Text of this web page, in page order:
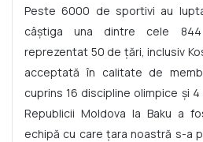
Peste 6000 de sportivi au
câștiga una dintre cele
reprezentat 50 de țări, inclusiv
acceptată în calitate de
cuprins 16 discipline olimpice și
Republicii Moldova la Baku a
echipă cu care țara noastră s-a